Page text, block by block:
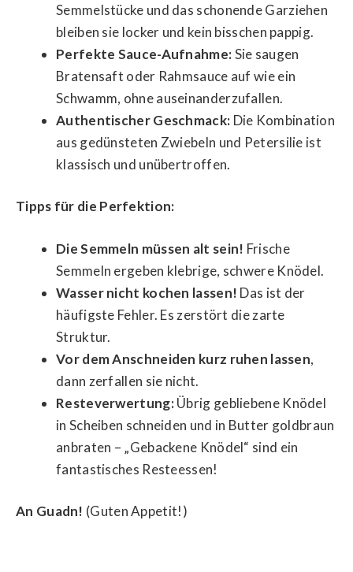
Semmelstücke und das schonende Garziehen
bleiben sie locker und kein bisschen pappig.
Perfekte Sauce-Aufnahme:Sie saugen
Bratensaft oder Rahmsauce auf wie ein
Schwamm, ohne auseinanderzufallen.
Authentischer Geschmack: Die Kombination
aus gedünsteten Zwiebeln und Petersilie ist
klassisch und unübertroffen.
Tipps für die Perfektion:
Die Semmeln müssen alt sein! Frische
Semmeln ergeben klebrige, schwere Knödel.
Wasser nicht kochen lassen! Das ist der
häufigste Fehler. Es zerstört die zarte
Struktur.
Vor dem Anschneiden kurz ruhen lassen,
dann zerfallen sie nicht.
Resteverwertung:Übrig gebliebene Knödel
in Scheiben schneiden und in Butter goldbraun
anbraten – „Gebackene Knödel“ sind ein
fantastisches Resteessen!
An Guadn! (Guten Appetit!)